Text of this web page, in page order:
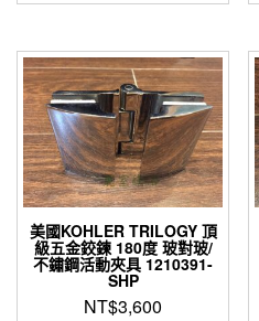
美國KOHLER TRILOGY 頂
級五金鉸鍊 180度 玻對玻/
不鏽鋼活動夾具 1210391-
SHP
NT$3,600